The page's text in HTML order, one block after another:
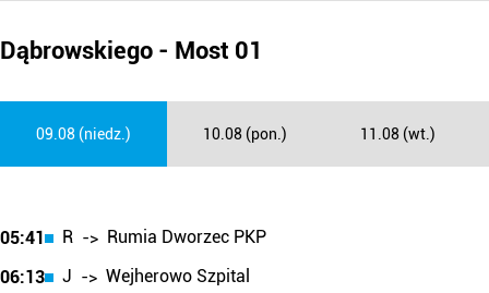
Dąbrowskiego - Most 01
09.08 (niedz.) 10.08 (pon.) 11.08 (wt.)
05:41 R -> Rumia Dworzec PKP
06:13
J -> Wejherowo Szpital